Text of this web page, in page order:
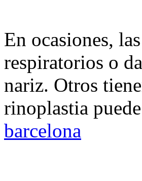
En ocasiones,
respiratorios o
nariz. Otros
rinoplastia
barcelona